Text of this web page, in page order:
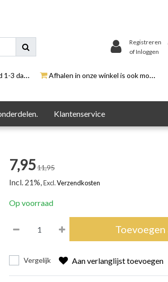
Registreren
of Inloggen
3 dagen Afhalen in onze winkel is ook mogelijk.
Klantenservice
7,9511,95
Incl. 21%,Excl.Verzendkosten
Op voorraad
Vergelijk Aan verlanglijst toevoegen